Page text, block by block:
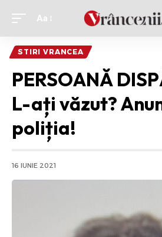
Ajustor
font
Aa
STIRI VRANCEA
PERSOANĂ
L-ați văzut?
poliția!
16 IUNIE 2021